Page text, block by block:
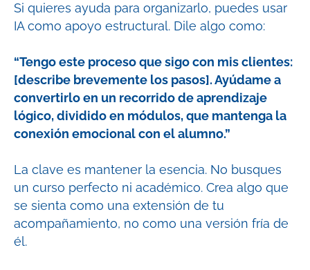
Si quieres ayuda para organizarlo, puedes usar
IA como apoyo estructural. Dile algo como:
“Tengo este proceso que sigo con mis clientes:
[describe brevemente los pasos]. Ayúdame a
convertirlo en un recorrido de aprendizaje
lógico, dividido en módulos, que mantenga la
conexión emocional con el alumno.”
La clave es mantener la esencia. No busques
un curso perfecto ni académico. Crea algo que
se sienta como una extensión de tu
acompañamiento, no como una versión fría de
él.